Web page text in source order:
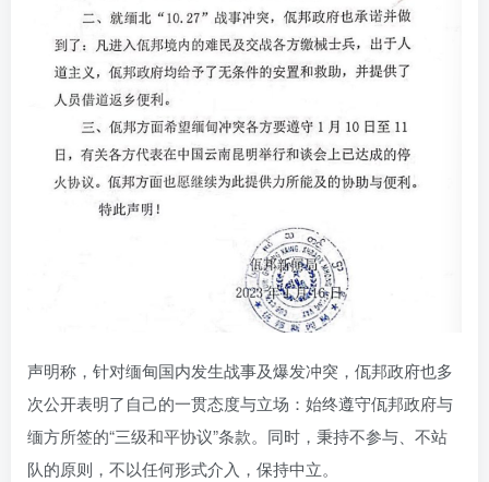
声明称，针对缅甸国内发生战事及爆发冲突，佤邦政府也多
次公开表明了自己的一贯态度与立场：始终遵守佤邦政府与
缅方所签的“三级和平协议”条款。同时，秉持不参与、不站
队的原则，不以任何形式介入，保持中立。